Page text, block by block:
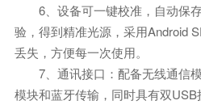
6、设备可一键校准，自动保
验，得到精准光源，采用Android
丢失，方便每一次使用。
7、通讯接口：配备无线通信
模块和蓝牙传输，同时具有双